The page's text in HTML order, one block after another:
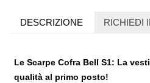
DESCRIZIONE RICHIEDI
Le Scarpe Cofra Bell S1: La
qualità al primo posto!